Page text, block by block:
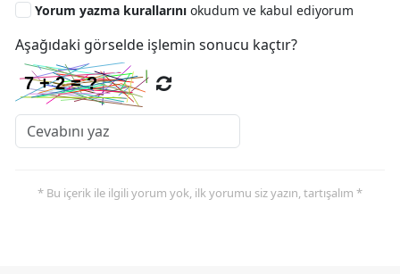
Yorum yazma kurallarını okudum ve kabul ediyorum
Aşağıdaki görselde işlemin sonucu kaçtır?
* Bu içerik ile ilgili yorum yok, ilk yorumu siz yazın, tartışalım *